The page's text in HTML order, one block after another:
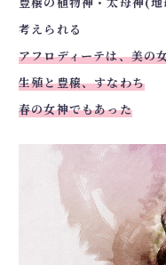
考えられる
アフロディーテは、美の
生殖と豊穣、すなわち
春の女神でもあった